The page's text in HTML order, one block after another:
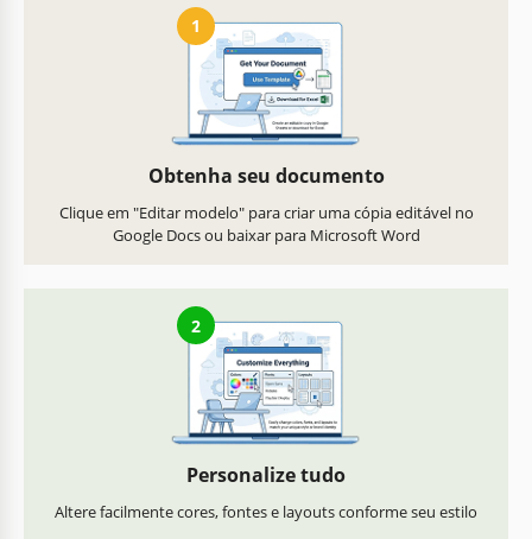
1
Obtenha seu documento
Clique em "Editar modelo" para criar uma cópia editável no
Google Docs ou baixar para Microsoft Word
2
Personalize tudo
Altere facilmente cores, fontes e layouts conforme seu estilo